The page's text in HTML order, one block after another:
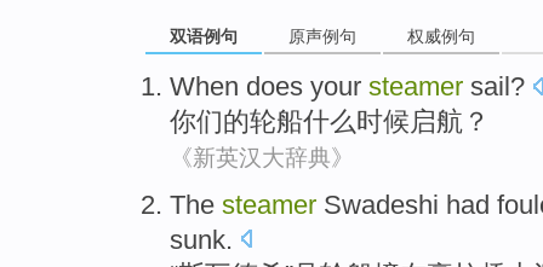
双语例句 原声例句 权威例句
When does your steamer sail?
你们的轮船什么时候启航 ？
《新英汉大辞典》
The steamer Swadeshi had
sunk.